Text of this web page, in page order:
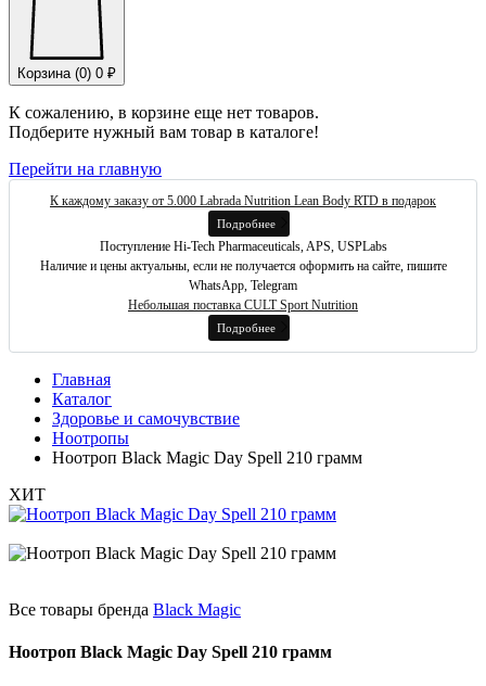
Корзина (0) 0 ₽
К сожалению, в корзине еще нет товаров.
Подберите нужный вам товар в каталоге!
Перейти на главную
К каждому заказу от 5.000 Labrada Nutrition Lean Body RTD в подарок
Подробнее
Поступление Hi-Tech Pharmaceuticals, APS, USPLabs
Наличие и цены актуальны, если не получается оформить на сайте, пишите
WhatsApp, Telegram
Небольшая поставка CULT Sport Nutrition
Подробнее
Главная
Каталог
Здоровье и самочувствие
Ноотропы
Ноотроп Black Magic Day Spell 210 грамм
ХИТ
Все товары бренда Black Magic
Ноотроп Black Magic Day Spell 210 грамм